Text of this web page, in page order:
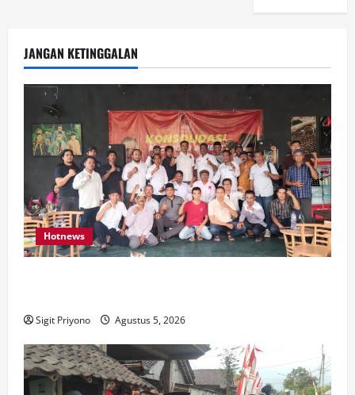
JANGAN KETINGGALAN
Hotnews
Sigit Priyono Agustus 5, 2026